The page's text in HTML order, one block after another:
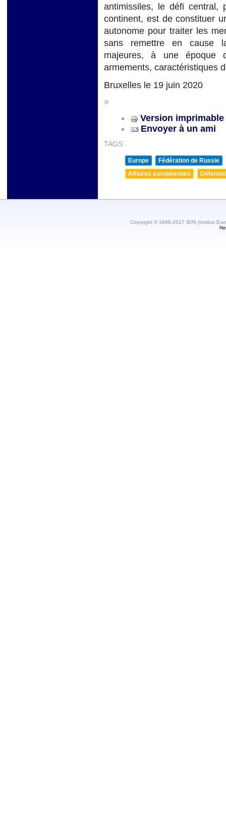
antimissiles, le défi central,
continent, est de constituer
autonome pour traiter les
sans remettre en cause
majeures, à une époque
armements, caractéristiques
Bruxelles le 19 juin 2020
»
Version imprimable
Envoyer à un ami
TAGS:
Europe
Fédération de Russie
Affaires européennes
Copyright © 1998-2017 IERI (Institut